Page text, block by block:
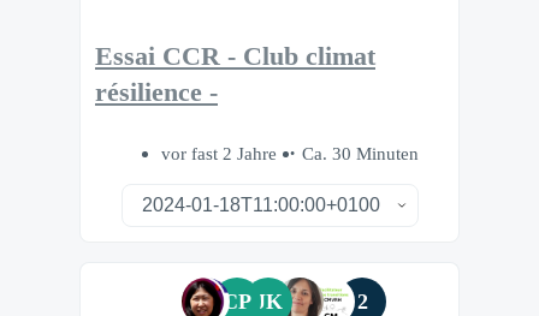
Essai CCR - Club climat
résilience -
vor fast 2 Jahre Ca. 30 Minuten
CP JK 2